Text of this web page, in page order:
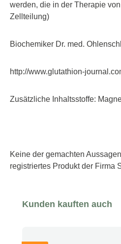
werden, die in der Therapie
Zellteilung)
Biochemiker Dr. med.
http://www.glutathion-
Zusätzliche Inhaltsstoffe:
Keine der gemachten
registriertes Produkt der Firma
Produktgalerie überspringen
Kunden kauften auch